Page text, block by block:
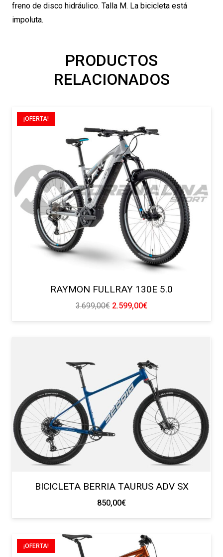
freno de disco hidráulico. Talla M. La bicicleta está
impoluta.
PRODUCTOS
RELACIONADOS
¡OFERTA!
RAYMON FULLRAY 130E 5.0
3.699,00€ El
precio
3.699,00€.
2.599,00€El
precio
2.599,00€.
BICICLETA BERRIA TAURUS ADV SX
850,00€
¡OFERTA!